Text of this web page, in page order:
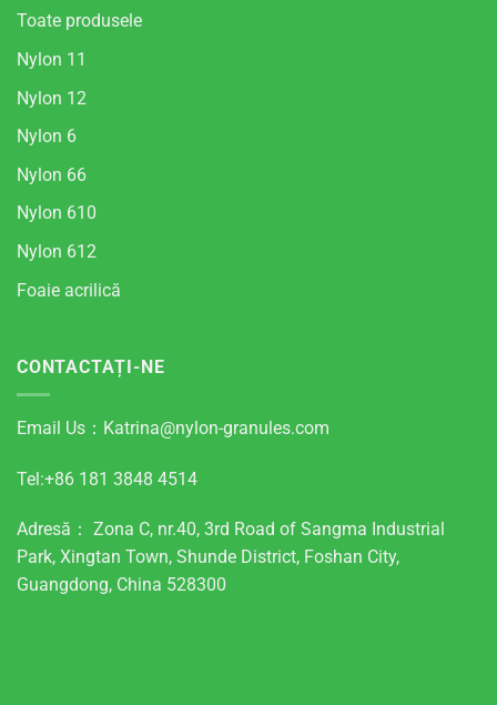
Toate produsele
Nylon 11
Nylon 12
Nylon 6
Nylon 66
Nylon 610
Nylon 612
Foaie acrilică
CONTACTAȚI-NE
Email Us： Katrina@nylon-granules.com
Tel:+86 181 3848 4514
Adresă： Zona C, nr.40, 3rd Road of Sangma Industrial
Park, Xingtan Town, Shunde District, Foshan City,
Guangdong, China 528300